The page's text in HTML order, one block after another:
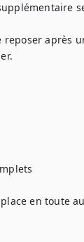
reposer après
en toute